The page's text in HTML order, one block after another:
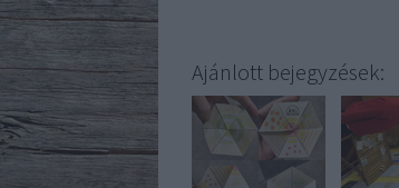
Ajánlott bejegyzések: